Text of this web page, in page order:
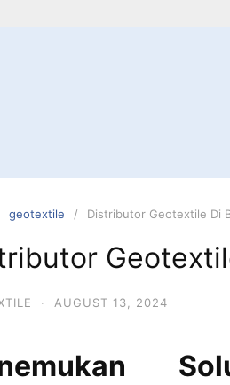
geotextile Distributor Geotextile Di
· AUGUST 13, 2024